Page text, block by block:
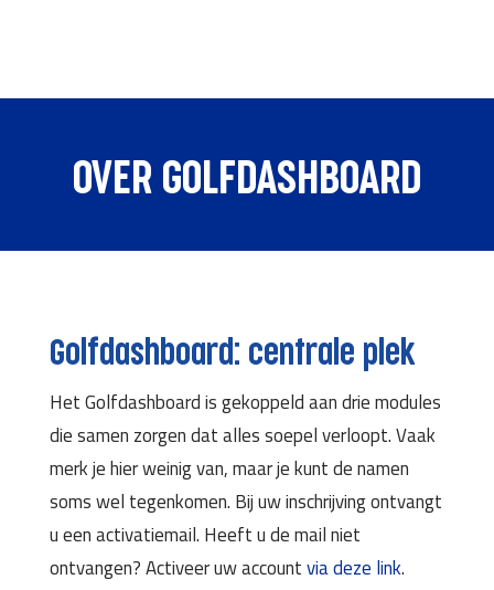
OVER GOLFDASHBOARD
Golfdashboard: centrale plek
Het Golfdashboard is gekoppeld aan drie modules
die samen zorgen dat alles soepel verloopt. Vaak
merk je hier weinig van, maar je kunt de namen
soms wel tegenkomen. Bij uw inschrijving ontvangt
u een activatiemail. Heeft u de mail niet
ontvangen? Activeer uw accountvia deze link.